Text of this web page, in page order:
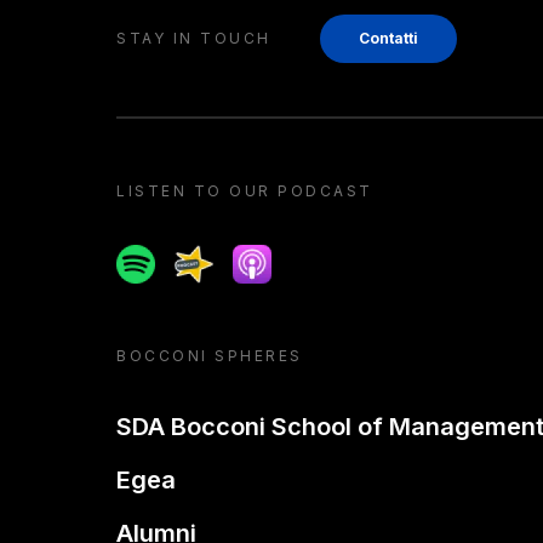
STAY IN TOUCH Contatti
LISTEN TO OUR PODCAST
SpotifySpreakerApple podcast
BOCCONI SPHERES
SDA Bocconi School of Management
Egea
Alumni